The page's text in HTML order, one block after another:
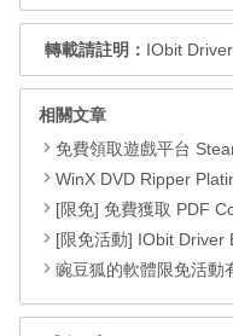
轉載請註明： IObit
相關文章
免費領取遊戲平台 Steam 多款遊戲，包括《古墓奇兵9（Tomb Raider）》、《古墓奇兵：歐西里斯神殿
WinX DVD Ripper Platinum 8.9.1
[限免] 免費獲取 PDF Conversa 專業
[限免活動] IObit Driver Booster PRO
豌豆狐的軟體限免活動有13款軟體，WonderFox HD Video Converter Factory Pro、 Watermark Software、WiseCare 365 Pro、Seed4.Me VPN、